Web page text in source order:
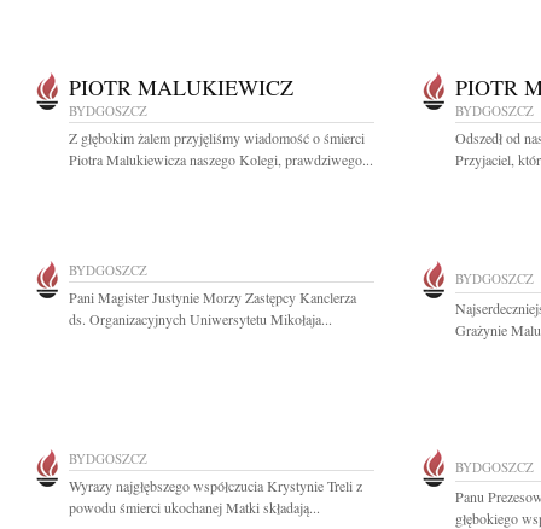
PIOTR MALUKIEWICZ
BYDGOSZCZ
Z głębokim żalem przyjęliśmy wiadomość o śmierci
Piotra Malukiewicza naszego Kolegi, prawdziwego...
PIOTR
BYDGOSZCZ
Odszedł od
Przyjaciel,
BYDGOSZCZ
Pani Magister Justynie Morzy Zastępcy Kanclerza
ds. Organizacyjnych Uniwersytetu Mikołaja...
BYDGOSZCZ
Grażynie
BYDGOSZCZ
Wyrazy najgłębszego współczucia Krystynie Treli z
powodu śmierci ukochanej Matki składają...
BYDGOSZCZ
Panu
głębokiego